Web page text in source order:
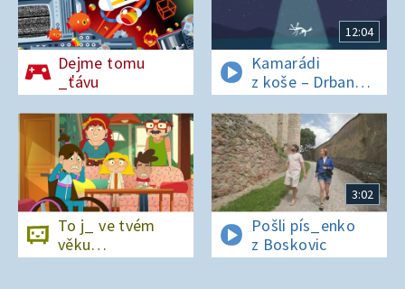
Dejme tomu
_ťávu
12:04
Kamarádi
z koše – Drban
a UFO
To j_ ve tvém
věku…
3:02
Pošli pís_enko
z Boskovic